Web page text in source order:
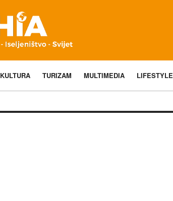
KULTURA TURIZAM MULTIMEDIA LIFESTYLE